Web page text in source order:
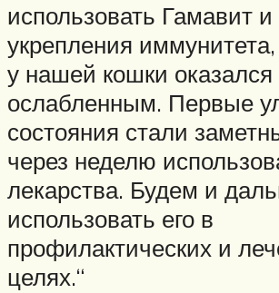
использовать Гамавит
укрепления иммунитета,
у нашей кошки оказался
ослабленным. Первые
состояния стали
через неделю
лекарства. Будем и
использовать его в
профилактических и
целях.“